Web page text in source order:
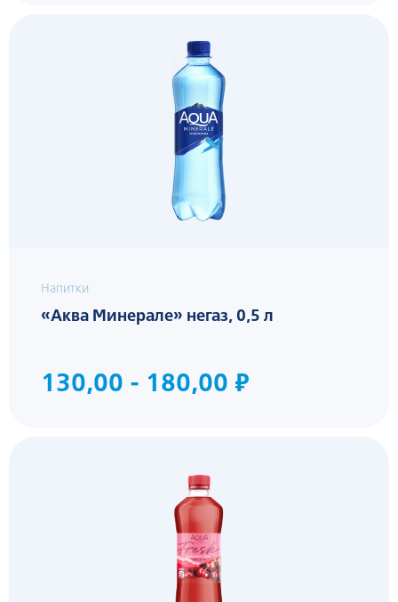
Напитки
«Аква Минерале» негаз, 0,5 л
130,00 - 180,00 ₽